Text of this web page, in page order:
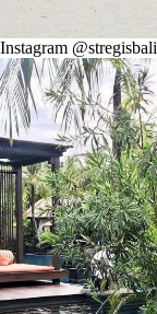
@stregisbali